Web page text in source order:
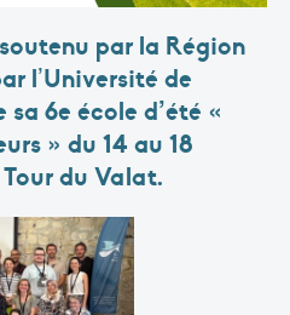
par la Région
l’Université de
sa 6e école d’été «
» du 14 au 18
du Valat.